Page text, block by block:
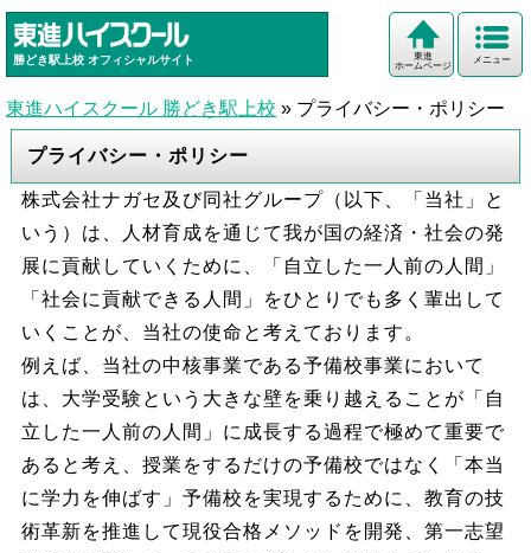
勝どき駅上校 オフィシャルサイト メニュー
東進
ホームページ
東進ハイスクール 勝どき駅上校 » プライバシー・ポリシー
プライバシー・ポリシー
株式会社ナガセ及び同社グループ（以下、「当社」と
いう）は、人材育成を通じて我が国の経済・社会の発
展に貢献していくために、「自立した一人前の人間」
「社会に貢献できる人間」をひとりでも多く輩出して
いくことが、当社の使命と考えております。
例えば、当社の中核事業である予備校事業において
は、大学受験という大きな壁を乗り越えることが「自
立した一人前の人間」に成長する過程で極めて重要で
あると考え、授業をするだけの予備校ではなく「本当
に学力を伸ばす」予備校を実現するために、教育の技
術革新を推進して現役合格メソッドを開発、第一志望